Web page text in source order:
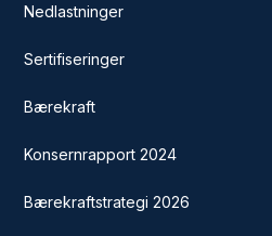
Nedlastninger
Sertifiseringer
Bærekraft
Konsernrapport 2024
Bærekraftstrategi 2026